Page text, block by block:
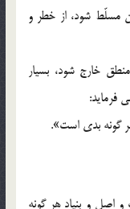
مسلّط شود، از خطر و
خارج شود، بسیار
فرماید:
اصل و بنیاد هر گونه